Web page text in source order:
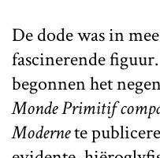
De dode was in
fascinerende
begonnen het
Monde Primitif
Modernete